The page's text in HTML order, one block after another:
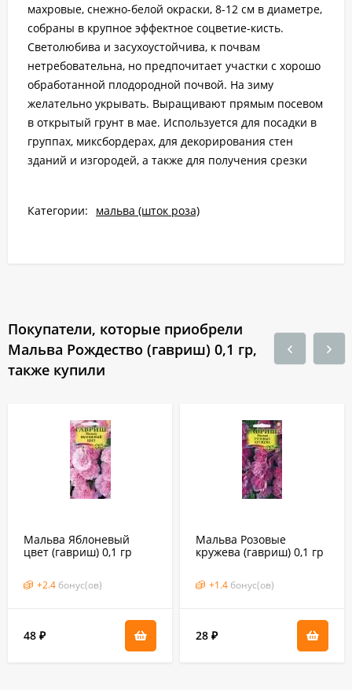
махровые, снежно-белой окраски, 8-12 см в диаметре,
собраны в крупное эффектное соцветие-кисть.
Светолюбива и засухоустойчива, к почвам
нетребовательна, но предпочитает участки с хорошо
обработанной плодородной почвой. На зиму
желательно укрывать. Выращивают прямым посевом
в открытый грунт в мае. Используется для посадки в
группах, миксбордерах, для декорирования стен
зданий и изгородей, а также для получения срезки
Категории: мальва (шток роза)
Покупатели, которые приобрели
Мальва Рождество (гавриш) 0,1 гр,
также купили
Мальва Яблоневый
цвет (гавриш) 0,1 гр
+2.4 бонус(ов)
48 ₽
Мальва Розовые
кружева (гавриш) 0,1 гр
+1.4 бонус(ов)
28 ₽